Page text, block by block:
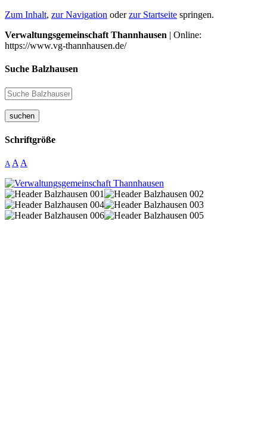
Zum Inhalt, zur Navigation oderzur Startseite springen.
Verwaltungsgemeinschaft Thannhausen | Online:
https://www.vg-thannhausen.de/
Suche Balzhausen
suchen
Schriftgröße
A A A